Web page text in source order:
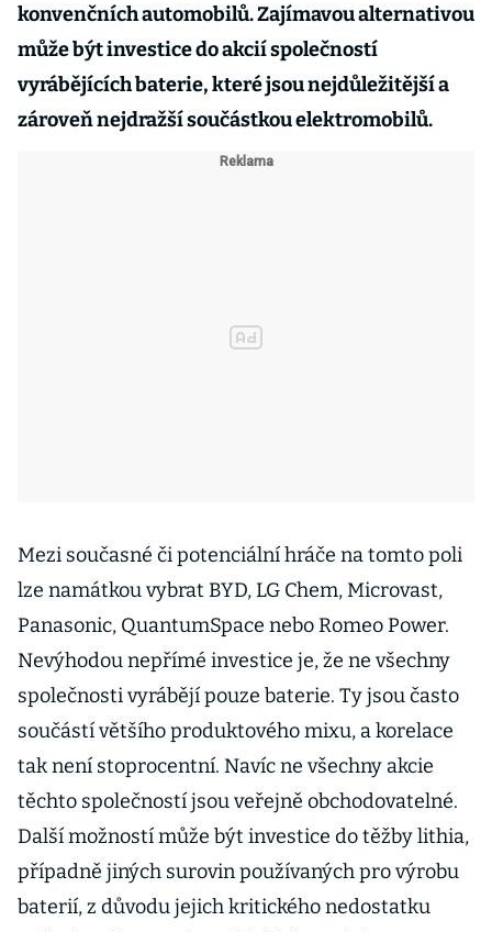
konvenčních automobilů. Zajímavou alternativou
může být investice do akcií společností
vyrábějících baterie, které jsou nejdůležitější a
zároveň nejdražší součástkou elektromobilů.
Mezi současné či potenciální hráče na tomto poli
lze namátkou vybrat BYD, LG Chem, Microvast,
Panasonic, QuantumSpace nebo Romeo Power.
Nevýhodou nepřímé investice je, že ne všechny
společnosti vyrábějí pouze baterie. Ty jsou často
součástí většího produktového mixu, a korelace
tak není stoprocentní. Navíc ne všechny akcie
těchto společností jsou veřejně obchodovatelné.
Další možností může být investice do těžby lithia,
případně jiných surovin používaných pro výrobu
baterií, z důvodu jejich kritického nedostatku